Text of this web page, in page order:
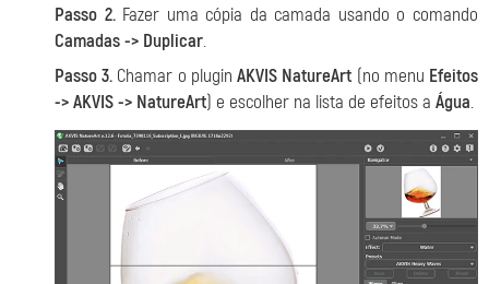
Passo 2.Fazer uma cópia da camada usando o comando
Camadas -> Duplicar.
Passo 3. Chamar o pluginAKVIS NatureArt (no menu Efeitos
-> AKVIS -> NatureArt) e escolher na lista de efeitos a Água.